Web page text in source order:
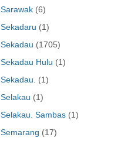
Sarawak (6)
Sekadaru (1)
Sekadau (1705)
Sekadau Hulu (1)
Sekadau.
(1)
Selakau (1)
Selakau. Sambas (1)
Semarang (17)